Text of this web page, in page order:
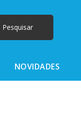
NOVIDADES